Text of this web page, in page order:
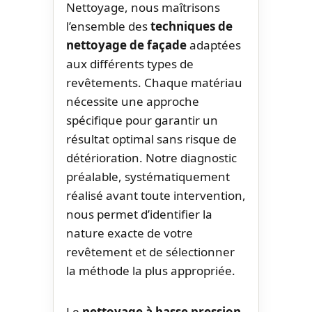
Nettoyage, nous maîtrisons
l’ensemble destechniques de
nettoyage de façadeadaptées
aux différents types de
revêtements. Chaque matériau
nécessite une approche
spécifique pour garantir un
résultat optimal sans risque de
détérioration. Notre diagnostic
préalable, systématiquement
réalisé avant toute intervention,
nous permet d’identifier la
nature exacte de votre
revêtement et de sélectionner
la méthode la plus appropriée.